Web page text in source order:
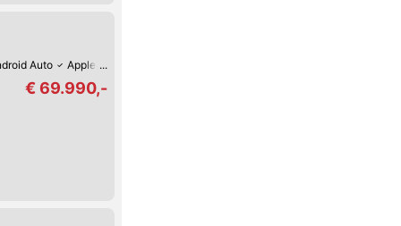
Auto Apple CarPlay
€ 69.990,-